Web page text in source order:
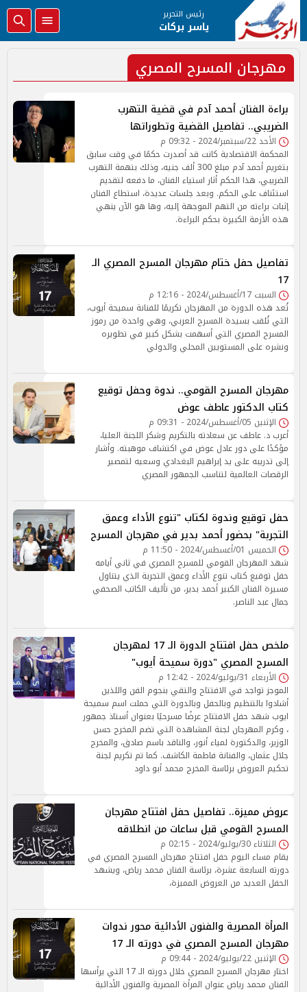
رئيس التحرير
ياسر بركات
مهرجان المسرح المصري
براءة الفنان أحمد آدم في قضية التهرب
الضريبي.. تفاصيل القضية وتطوراتها
الأحد 22/سبتمبر/2024 - 09:32 م
المحكمة الاقتصادية كانت قد أصدرت حكمًا في وقت سابق
بتغريم أحمد آدم مبلغ 300 ألف جنيه، وذلك بتهمة التهرب
الضريبي، هذا الحكم أثار استياء الفنان، ما دفعه لتقديم
استئناف على الحكم. وبعد جلسات عديدة، استطاع الفنان
إثبات براءته من التهم الموجهة إليه، وها هو الآن ينهي
هذه الأزمة الكبيرة بحكم البراءة.
تفاصيل حفل ختام مهرجان المسرح المصري الـ
17
السبت 17/أغسطس/2024 - 12:16 م
تُعد هذه الدورة من المهرجان تكريمًا للفنانة سميحة أيوب،
التي تُلقب بسيدة المسرح العربي، وهي واحدة من رموز
المسرح المصري التي أسهمت بشكل كبير في تطويره
ونشره على المستويين المحلي والدولي
مهرجان المسرح القومي.. ندوة وحفل توقيع
كتاب الدكتور عاطف عوض
الإثنين 05/أغسطس/2024 - 09:31 م
أعرب د. عاطف عن سعادته بالتكريم وشكر اللجنة العليا،
مؤكدًا على دور عادل عوض في اكتشاف موهبته. وأشار
إلى تدريبه على يد إبراهيم البغدادي وسعيه لتمصير
الرقصات العالمية لتناسب الجمهور المصري
حفل توقيع وندوة لكتاب "تنوع الأداء وعمق
التجربة" بحضور أحمد بدير في مهرجان المسرح
الخميس 01/أغسطس/2024 - 11:50 م
شهد المهرجان القومي للمسرح المصري في ثاني أيامه
حفل توقيع كتاب تنوع الأداء وعمق التجربة الذي يتناول
مسيرة الفنان الكبير أحمد بدير، من تأليف الكاتب الصحفي
جمال عبد الناصر.
ملخص حفل افتتاح الدورة الـ 17 لمهرجان
المسرح المصري "دورة سميحة أيوب"
الأربعاء 31/يوليو/2024 - 12:42 م
الموجز تواجد في الافتتاح والتقي بنجوم الفن واللذين
أشادوا بالتنظيم وبالحفل وبالدورة التي حملت اسم سميحة
ايوب شهد حفل الافتتاح عرضًا مسرحيًا بعنوان أستاذ جمهور
، وكرم المهرجان لجنة المشاهدة التي تضم المخرج حسن
الوزير، والدكتورة لمياء أنور، والناقد باسم صادق، والمخرج
جلال عثمان، والفنانة فاطمة الكاشف. كما تم تكريم لجنة
تحكيم العروض برئاسة المخرج محمد أبو داود
عروض مميزة.. تفاصيل حفل افتتاح مهرجان
المسرح القومي قبل ساعات من انطلاقه
الثلاثاء 30/يوليو/2024 - 02:15 م
يقام مساء اليوم حفل افتتاح مهرجان المسرح المصري في
دورته السابعة عشرة، برئاسة الفنان محمد رياض، ويشهد
الحفل العديد من العروض المميزة،
المرأة المصرية والفنون الأدائية محور ندوات
مهرجان المسرح المصري في دورته الـ 17
الإثنين 22/يوليو/2024 - 09:44 م
اختار مهرجان المسرح المصري خلال دورته الـ 17 التي يرأسها
الفنان محمد رياض عنوان المرأة المصرية والفنون الأدائية